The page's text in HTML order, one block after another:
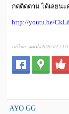
กดติดตาม ได้เลยนะ
http://youtu.be/
แก้ไขล่าสุดเมื่อ 2020-02-11
AYO GG